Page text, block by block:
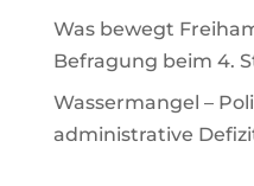
Was bewegt
Befragung beim 4.
Wassermangel –
administrative